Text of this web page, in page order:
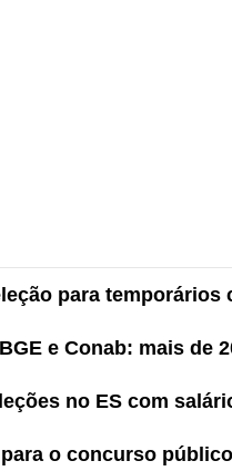
para temporários
e Conab: mais de
no ES com
o concurso